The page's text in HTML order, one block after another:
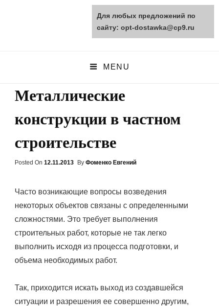
opt-dostawka.ru
MENU
Металлические
конструкции в частном
строительстве
Posted On Posted
12.11.2013 By Фоменко Евгений
Часто возникающие вопросы возведения
некоторых объектов связаны с определенными
сложностями. Это требует выполнения
строительных работ, которые не так легко
выполнить исходя из процесса подготовки, и
объема необходимых работ.
Так, приходится искать выход из создавшейся
ситуации и разрешения ее совершенно другим,
Для любых предложений по
сайту: opt-dostawka@cp9.ru